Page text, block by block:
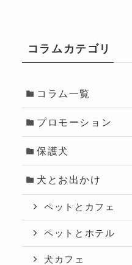
コラムカテゴリ
コラム一覧
プロモーション
保護犬
犬とお出かけ
ペットとカフェ
ペットとホテル
犬カフェ